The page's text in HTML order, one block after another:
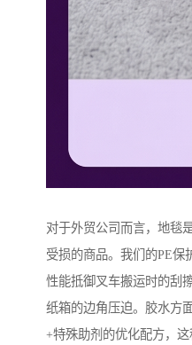
对于外贸公司而言，地毯
受损的商品。我们的PE保
性能抵御叉车搬运时的刮
纸箱的边角压迫。胶水方
+特殊助剂的优化配方，